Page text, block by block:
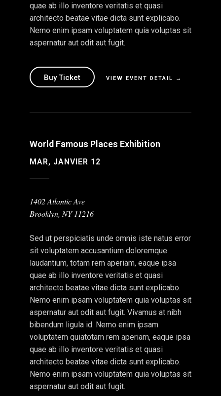
quae ab illo inventore veritatis et quasi
architecto beatae vitae dicta sunt explicabo.
Nemo enim ipsam voluptatem quia voluptas sit
aspernatur aut odit aut fugit.
Buy Ticket VIEW EVENT DETAIL →
World Famous Places Exhibition
MAR, JANVIER 12
1402 Atlantic Ave
Brooklyn, NY 11216
Sed ut perspiciatis unde omnis iste natus error
sit voluptatem accusantium doloremque
laudantium, totam rem aperiam, eaque ipsa
quae ab illo inventore veritatis et quasi
architecto beatae vitae dicta sunt explicabo.
Nemo enim ipsam voluptatem quia voluptas sit
aspernatur aut odit aut fugit. Vivamus at nibh
bibendum ligula id. Nemo enim ipsam
voluptatem quiatotam rem aperiam, eaque ipsa
quae ab illo inventore veritatis et quasi
architecto beatae vitae dicta sunt explicabo.
Nemo enim ipsam voluptatem quia voluptas sit
aspernatur aut odit aut fugit.